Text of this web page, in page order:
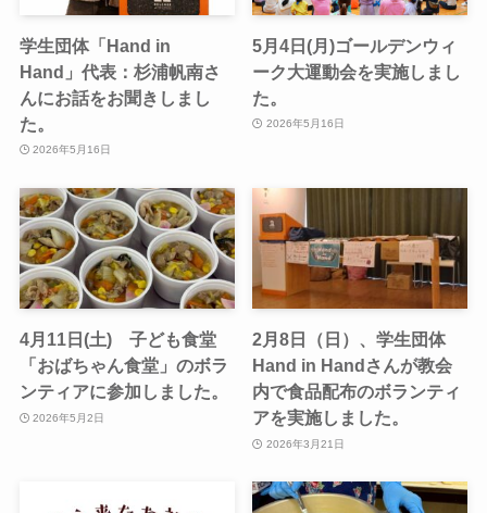
学生団体「Hand in
Hand」代表：杉浦帆南さ
んにお話をお聞きしまし
た。
2026年5月16日
5月4日(月)ゴールデンウィ
ーク大運動会を実施しまし
た。
2026年5月16日
4月11日(土) 子ども食堂
「おばちゃん食堂」のボラ
ンティアに参加しました。
2026年5月2日
2月8日（日）、学生団体
Hand in Handさんが教会
内で食品配布のボランティ
アを実施しました。
2026年3月21日